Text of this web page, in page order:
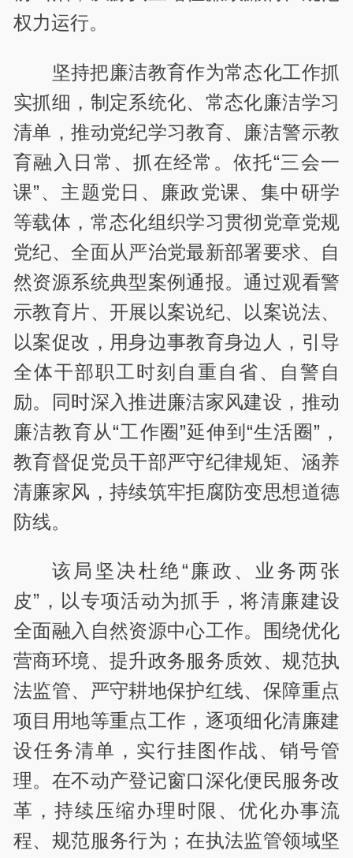
权力运行。
坚持把廉洁教育作为常态化工作抓
实抓细，制定系统化、常态化廉洁学习
清单，推动党纪学习教育、廉洁警示教
育融入日常、抓在经常。依托“三会一
课”、主题党日、廉政党课、集中研学
等载体，常态化组织学习贯彻党章党规
党纪、全面从严治党最新部署要求、自
然资源系统典型案例通报。通过观看警
示教育片、开展以案说纪、以案说法、
以案促改，用身边事教育身边人，引导
全体干部职工时刻自重自省、自警自
励。同时深入推进廉洁家风建设，推动
廉洁教育从“工作圈”延伸到“生活圈”，
教育督促党员干部严守纪律规矩、涵养
清廉家风，持续筑牢拒腐防变思想道德
防线。
该局坚决杜绝“廉政、业务两张
皮”，以专项活动为抓手，将清廉建设
全面融入自然资源中心工作。围绕优化
营商环境、提升政务服务质效、规范执
法监管、严守耕地保护红线、保障重点
项目用地等重点工作，逐项细化清廉建
设任务清单，实行挂图作战、销号管
理。在不动产登记窗口深化便民服务改
革，持续压缩办理时限、优化办事流
程、规范服务行为；在执法监管领域坚